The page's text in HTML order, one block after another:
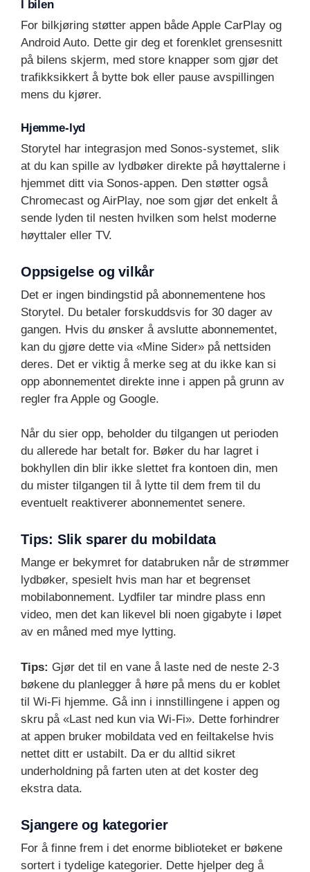
I bilen
For bilkjøring støtter appen både Apple CarPlay og
Android Auto. Dette gir deg et forenklet grensesnitt
på bilens skjerm, med store knapper som gjør det
trafikksikkert å bytte bok eller pause avspillingen
mens du kjører.
Hjemme-lyd
Storytel har integrasjon med Sonos-systemet, slik
at du kan spille av lydbøker direkte på høyttalerne i
hjemmet ditt via Sonos-appen. Den støtter også
Chromecast og AirPlay, noe som gjør det enkelt å
sende lyden til nesten hvilken som helst moderne
høyttaler eller TV.
Oppsigelse og vilkår
Det er ingen bindingstid på abonnementene hos
Storytel. Du betaler forskuddsvis for 30 dager av
gangen. Hvis du ønsker å avslutte abonnementet,
kan du gjøre dette via «Mine Sider» på nettsiden
deres. Det er viktig å merke seg at du ikke kan si
opp abonnementet direkte inne i appen på grunn av
regler fra Apple og Google.
Når du sier opp, beholder du tilgangen ut perioden
du allerede har betalt for. Bøker du har lagret i
bokhyllen din blir ikke slettet fra kontoen din, men
du mister tilgangen til å lytte til dem frem til du
eventuelt reaktiverer abonnementet senere.
Tips: Slik sparer du mobildata
Mange er bekymret for databruken når de strømmer
lydbøker, spesielt hvis man har et begrenset
mobilabonnement. Lydfiler tar mindre plass enn
video, men det kan likevel bli noen gigabyte i løpet
av en måned med mye lytting.
Tips: Gjør det til en vane å laste ned de neste 2-3
bøkene du planlegger å høre på mens du er koblet
til Wi-Fi hjemme. Gå inn i innstillingene i appen og
skru på «Last ned kun via Wi-Fi». Dette forhindrer
at appen bruker mobildata ved en feiltakelse hvis
nettet ditt er ustabilt. Da er du alltid sikret
underholdning på farten uten at det koster deg
ekstra data.
Sjangere og kategorier
For å finne frem i det enorme biblioteket er bøkene
sortert i tydelige kategorier. Dette hjelper deg å